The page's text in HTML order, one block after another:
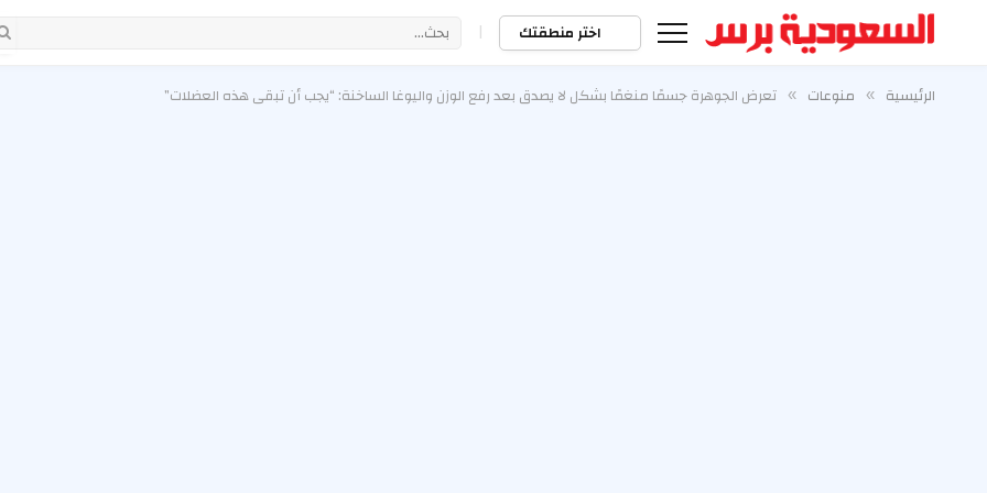
اختر منطقتك |
الرئيسية » منوعات » تعرض الجوهرة جسمًا منغمًا بشكل لا يصدق بعد رفع الوزن واليوغا الساخنة: “يجب أن تبقي هذه العضلات”